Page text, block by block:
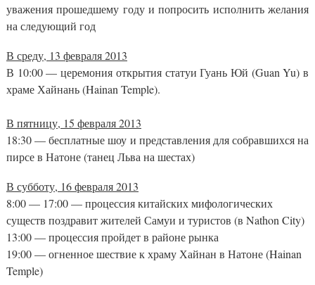
уважения прошедшему году и попросить исполнить желания
на следующий год
В среду, 13 февраля 2013
В 10:00 — церемония открытия статуи Гуань Юй (Guan Yu) в
храме Хайнань (Hainan Temple).
В пятницу, 15 февраля 2013
18:30 — бесплатные шоу и представления для собравшихся на
пирсе в Натоне (танец Льва на шестах)
В субботу, 16 февраля 2013
8:00 — 17:00 — процессия китайских мифологических
существ поздравит жителей Самуи и туристов (в Nathon City)
13:00 — процессия пройдет в районе рынка
19:00 — огненное шествие к храму Хайнан в Натоне (Hainan
Temple)